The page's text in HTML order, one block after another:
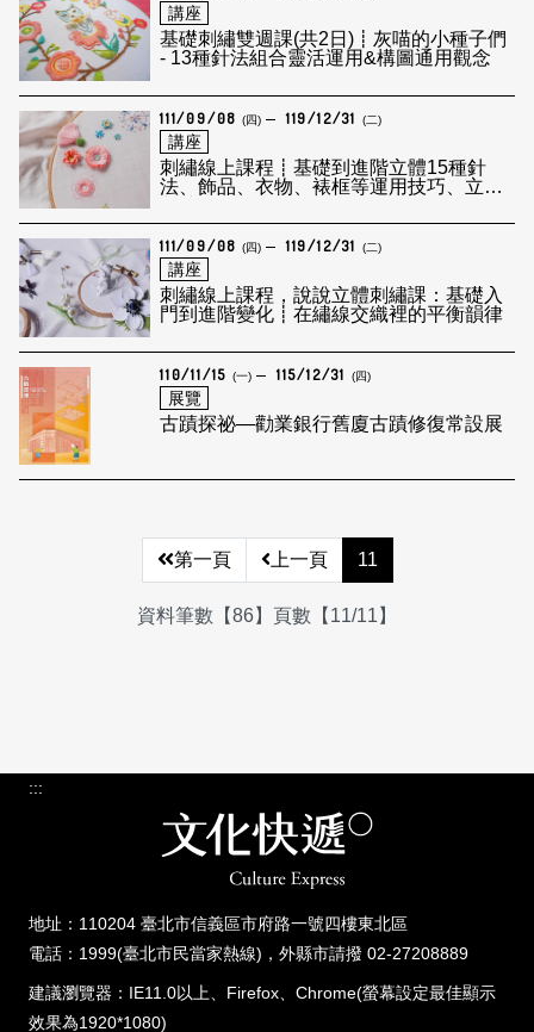
講座
基礎刺繡雙週課(共2日)┋灰喵的小種子們
- 13種針法組合靈活運用&構圖通用觀念
111/09/08 (四) 119/12/31 (二)
講座
刺繡線上課程┋​基礎到進階立體15種針
法、飾品、衣物、裱框等運用技巧、立體
111/09/08 (四) 119/12/31 (二)
講座
刺繡線上課程，說說立體刺繡課：基礎入
門到進階變化┋在繡線交織裡的平衡韻律
110/11/15 (一) 115/12/31 (四)
展覽
古蹟探祕—勸業銀行舊廈古蹟修復常設展
第一頁 上一頁 11
資料筆數【86】頁數【11/11】
:::
地址：110204 臺北市信義區市府路一號四樓東北區
電話：1999(臺北市民當家熱線)，外縣市請撥 02-27208889
建議瀏覽器：IE11.0以上、Firefox、Chrome(螢幕設定最佳顯示
效果為1920*1080)